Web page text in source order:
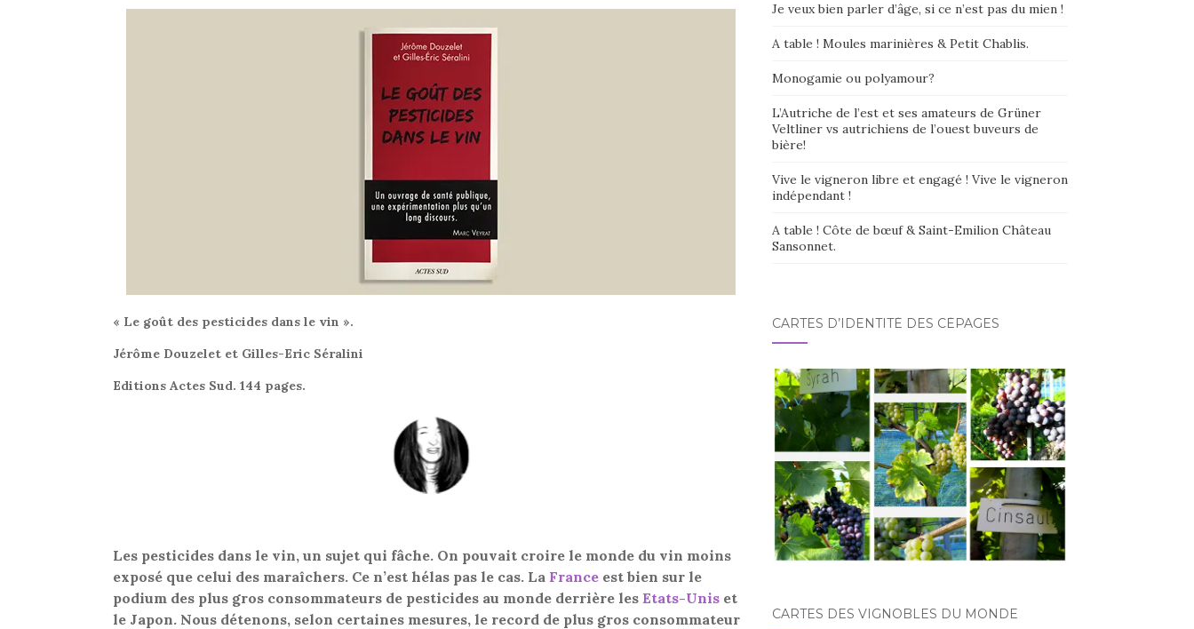
« Le goût des pesticides dans le vin ».
Jérôme Douzelet et Gilles-Eric Séralini
Editions Actes Sud. 144 pages.
Les pesticides dans le vin, un sujet qui fâche. On pouvait croire le monde du vin moins
exposé que celui des maraîchers. Ce n’est hélas pas le cas. La France est bien sur le
podium des plus gros consommateurs de pesticides au monde derrière les Etats-Unis et
le Japon. Nous détenons, selon certaines mesures, le record de plus gros consommateur
Je veux bien parler d’âge, si ce n’est pas du mien !
A table ! Moules marinières & Petit Chablis.
Monogamie ou polyamour?
L’Autriche de l’est et ses amateurs de Grüner
Veltliner vs autrichiens de l’ouest buveurs de
bière!
Vive le vigneron libre et engagé ! Vive le vigneron
indépendant !
A table ! Côte de bœuf & Saint-Emilion Château
Sansonnet.
CARTES D’IDENTITÉ DES CÉPAGES
CARTES DES VIGNOBLES DU MONDE